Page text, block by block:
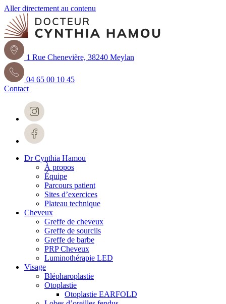
Aller directement au contenu
1 Rue Chenevière, 38240 Meylan
04 65 00 10 45
Contact
Dr Cynthia Hamou
À propos
Équipe
Parcours patient
Sites d’exercices
Plateau technique
Cheveux
Greffe de cheveux
Greffe de sourcils
Greffe de barbe
PRP Cheveux
Luminothérapie LED
Visage
Blépharoplastie
Otoplastie
Otoplastie EARFOLD